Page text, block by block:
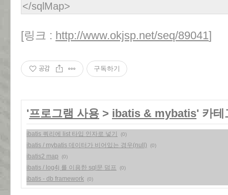
</sqlMap>
[링크 : http://www.okjsp.net/seq/89041]
공감 구독하기
'프로그램 사용 > ibatis & mybatis' 카테
ibatis 쿼리에 list 타입 인자로 넣기 (0)
ibatis / mybatis 데이터가 비어있는 경우(null) (0)
ibatis2 map (0)
ibatis / log4j 를 이용한 sql문 덤프 (0)
ibatis - db framework (0)